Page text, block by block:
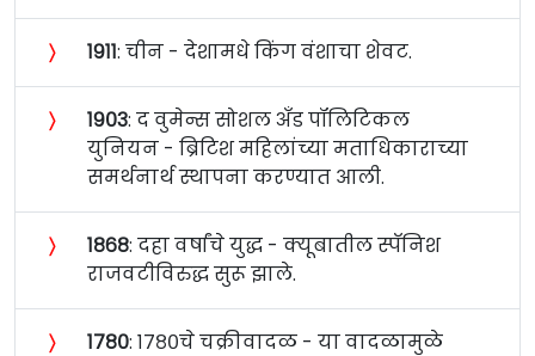
〉 १९११: चीन - देशामधे किंग वंशाचा शेवट.
〉 १९०३: द वुमेन्स सोशल अँड पॉलिटिकल
युनियन - ब्रिटिश महिलांच्या मताधिकाराच्या
समर्थनार्थ स्थापना करण्यात आली.
〉 १८६८: दहा वर्षांचे युद्ध - क्यूबातील स्पॅनिश
राजवटीविरुद्ध सुरू झाले.
〉 १७८०: १७८०चे चक्रीवादळ - या वादळामुळे